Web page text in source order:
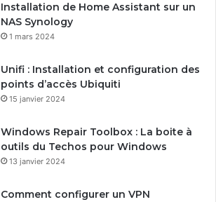
Installation de Home Assistant sur un
NAS Synology
1 mars 2024
Unifi : Installation et configuration des
points d’accès Ubiquiti
15 janvier 2024
Windows Repair Toolbox : La boite à
outils du Techos pour Windows
13 janvier 2024
Comment configurer un VPN